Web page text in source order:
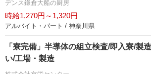
デンス鎌倉大船の厨房
時給1,270円～1,320円
アルバイト・パート / 神奈川県
「寮完備」半導体の組立検査/即入寮/製
い/工場・製造